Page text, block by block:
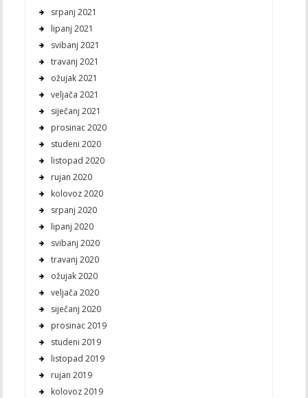
srpanj 2021
lipanj 2021
svibanj 2021
travanj 2021
ožujak 2021
veljača 2021
siječanj 2021
prosinac 2020
studeni 2020
listopad 2020
rujan 2020
kolovoz 2020
srpanj 2020
lipanj 2020
svibanj 2020
travanj 2020
ožujak 2020
veljača 2020
siječanj 2020
prosinac 2019
studeni 2019
listopad 2019
rujan 2019
kolovoz 2019